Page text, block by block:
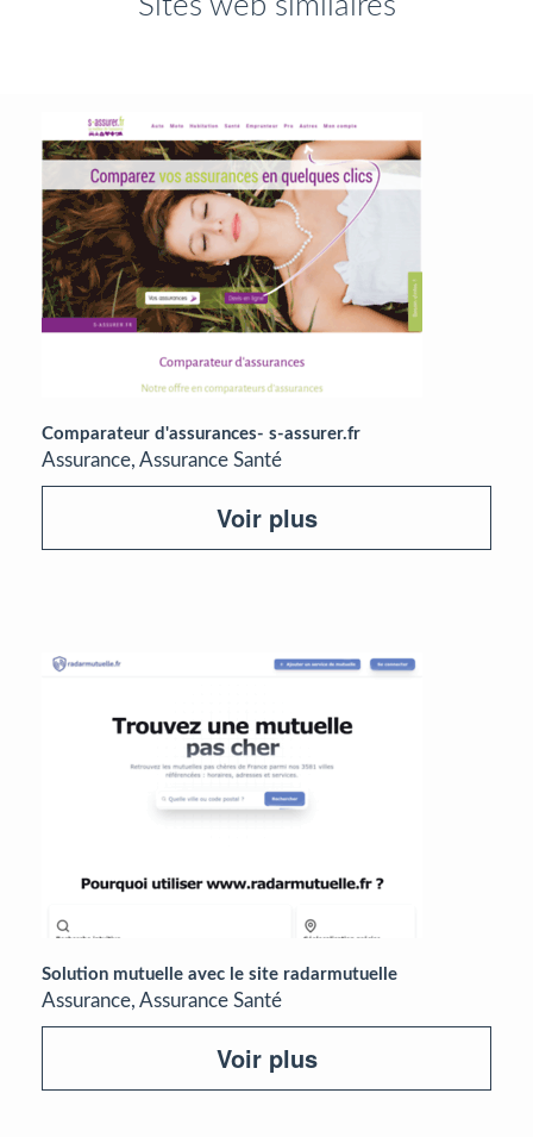
Comparateur d'assurances- s-assurer.fr
Assurance, Assurance Santé
Voir plus
Solution mutuelle avec le site radarmutuelle
Assurance, Assurance Santé
Voir plus